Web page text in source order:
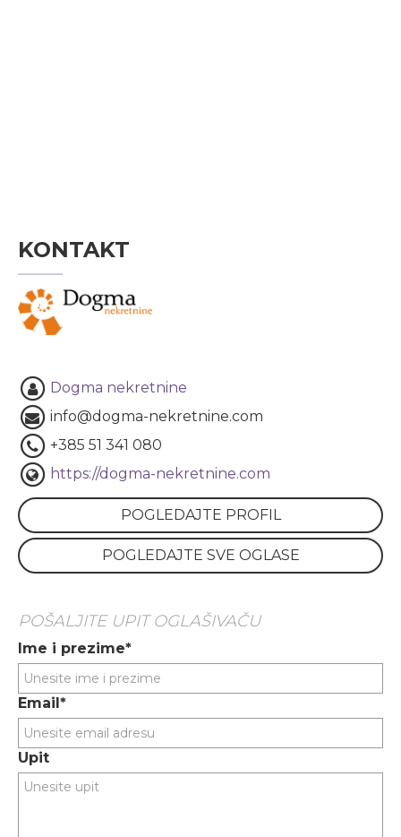
KONTAKT
Dogma nekretnine
info@dogma-nekretnine.com
+385 51 341 080
https://dogma-nekretnine.com
POGLEDAJTE PROFIL
POGLEDAJTE SVE OGLASE
POŠALJITE UPIT OGLAŠIVAČU
Ime i prezime*
Email*
Upit